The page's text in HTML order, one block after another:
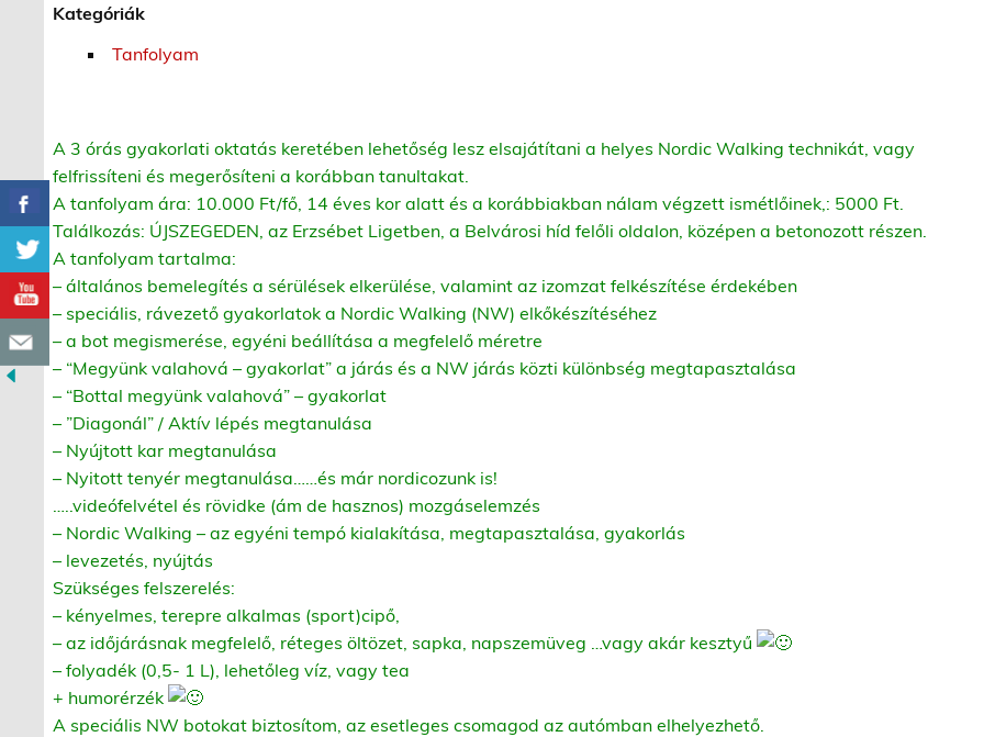
Kategóriák
Tanfolyam
A 3 órás gyakorlati oktatás keretében lehetőség lesz elsajátítani a helyes Nordic Walking technikát, vagy
felfrissíteni és megerősíteni a korábban tanultakat.
A tanfolyam ára: 10.000 Ft/fő, 14 éves kor alatt és a korábbiakban nálam végzett ismétlőinek,: 5000 Ft.
Találkozás: ÚJSZEGEDEN, az Erzsébet Ligetben, a Belvárosi híd felőli oldalon, középen a betonozott részen.
A tanfolyam tartalma:
– általános bemelegítés a sérülések elkerülése, valamint az izomzat felkészítése érdekében
– speciális, rávezető gyakorlatok a Nordic Walking (NW) elkőkészítéséhez
– a bot megismerése, egyéni beállítása a megfelelő méretre
– “Megyünk valahová – gyakorlat” a járás és a NW járás közti különbség megtapasztalása
– “Bottal megyünk valahová” – gyakorlat
– ”Diagonál” / Aktív lépés megtanulása
– Nyújtott kar megtanulása
– Nyitott tenyér megtanulása……és már nordicozunk is!
…..videófelvétel és rövidke (ám de hasznos) mozgáselemzés
– Nordic Walking – az egyéni tempó kialakítása, megtapasztalása, gyakorlás
– levezetés, nyújtás
Szükséges felszerelés:
– kényelmes, terepre alkalmas (sport)cipő,
– az időjárásnak megfelelő, réteges öltözet, sapka, napszemüveg …vagy akár kesztyű
– folyadék (0,5- 1 L), lehetőleg víz, vagy tea
+ humorérzék
A speciális NW botokat biztosítom, az esetleges csomagod az autómban elhelyezhető.